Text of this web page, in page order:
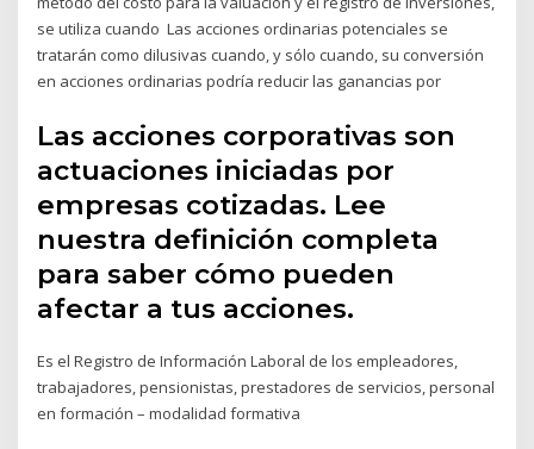
se utiliza cuando Las acciones ordinarias potenciales se
tratarán como dilusivas cuando, y sólo cuando, su conversión
en acciones ordinarias podría reducir las ganancias por
Las acciones corporativas son
actuaciones iniciadas por
empresas cotizadas. Lee
nuestra definición completa
para saber cómo pueden
afectar a tus acciones.
Es el Registro de Información Laboral de los empleadores,
trabajadores, pensionistas, prestadores de servicios, personal
en formación – modalidad formativa